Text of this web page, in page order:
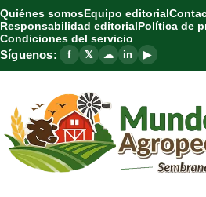
Quiénes somosEquipo editorial
Responsabilidad editorialPolítica de
Condiciones del servicio
Síguenos: f 𝕏 ☁ in ▶